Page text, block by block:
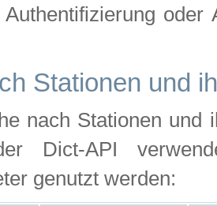
Stationen und
nach Stationen und
Dict-API
genutzt werden: